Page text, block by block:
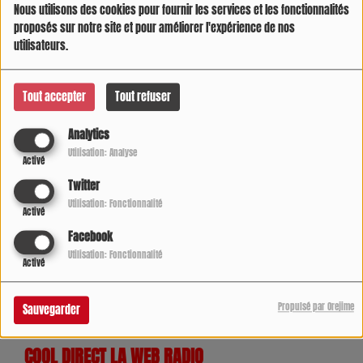
Nous utilisons des cookies pour fournir les services et les fonctionnalités
proposés sur notre site et pour améliorer l'expérience de nos
utilisateurs.
Tout accepter Tout refuser
Analytics
Activé
Utilisation: Analyse
Twitter
Activé
Utilisation: Fonctionnalité
Facebook
Activé
Utilisation: Fonctionnalité
Sauvegarder Propulsé par Orejime
MENTIONS LÉGALES
PODCAST HISTOIRE D'UN JOUR
JEUX OLYMPIQUES DE PARIS 2024
JEU CONCOURS ET RÉGLEMENT
COOL DIRECT LA WEB RADIO